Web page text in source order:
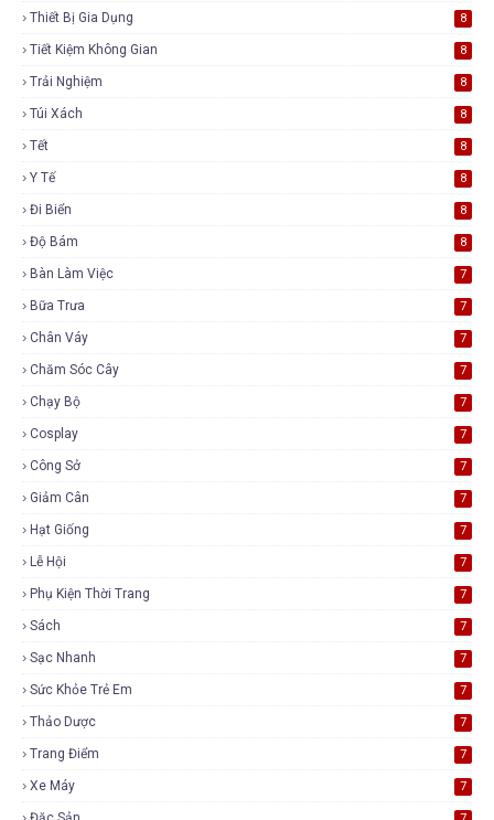
Thiết Bị Gia Dụng 8
Tiết Kiệm Không Gian 8
Trải Nghiệm 8
Túi Xách 8
Tết 8
Y Tế 8
Đi Biển 8
Độ Bám 8
Bàn Làm Việc 7
Bữa Trưa 7
Chân Váy 7
Chăm Sóc Cây 7
Chạy Bộ 7
Cosplay 7
Công Sở 7
Giảm Cân 7
Hạt Giống 7
Lễ Hội 7
Phụ Kiện Thời Trang 7
Sách 7
Sạc Nhanh 7
Sức Khỏe Trẻ Em 7
Thảo Dược 7
Trang Điểm 7
Xe Máy 7